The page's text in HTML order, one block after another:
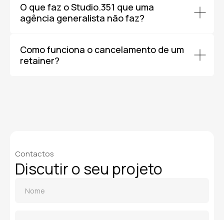
O que faz o Studio.351 que uma
agência generalista não faz?
Como funciona o cancelamento de um
retainer?
Contactos
Discutir o seu projeto